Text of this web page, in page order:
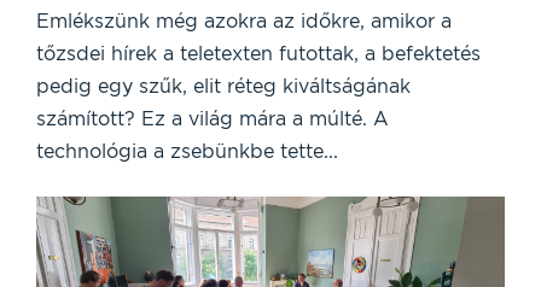
Emlékszünk még azokra az időkre, amikor a
tőzsdei hírek a teletexten futottak, a befektetés
pedig egy szűk, elit réteg kiváltságának
számított? Ez a világ mára a múlté. A
technológia a zsebünkbe tette...